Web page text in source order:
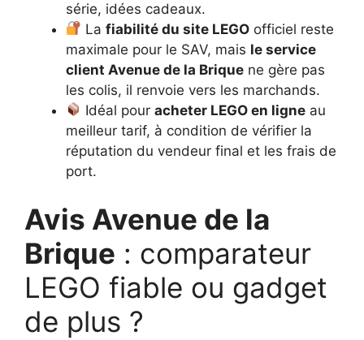
série, idées cadeaux.
Lafiabilité du site LEGO officiel reste
maximale pour le SAV, mais le service
client Avenue de la Brique ne gère pas
les colis, il renvoie vers les marchands.
Idéal pouracheter LEGO en ligne au
meilleur tarif, à condition de vérifier la
réputation du vendeur final et les frais de
port.
Avis Avenue de la
Brique : comparateur
LEGO fiable ou gadget
de plus ?